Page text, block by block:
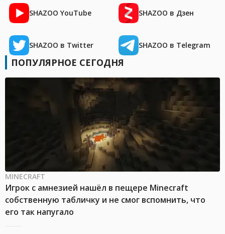
SHAZOO YouTube SHAZOO в Дзен
SHAZOO в Twitter SHAZOO в Telegram
ПОПУЛЯРНОЕ СЕГОДНЯ
MINECRAFT
Игрок с амнезией нашёл в пещере Minecraft
собственную табличку и не смог вспомнить, что
его так напугало